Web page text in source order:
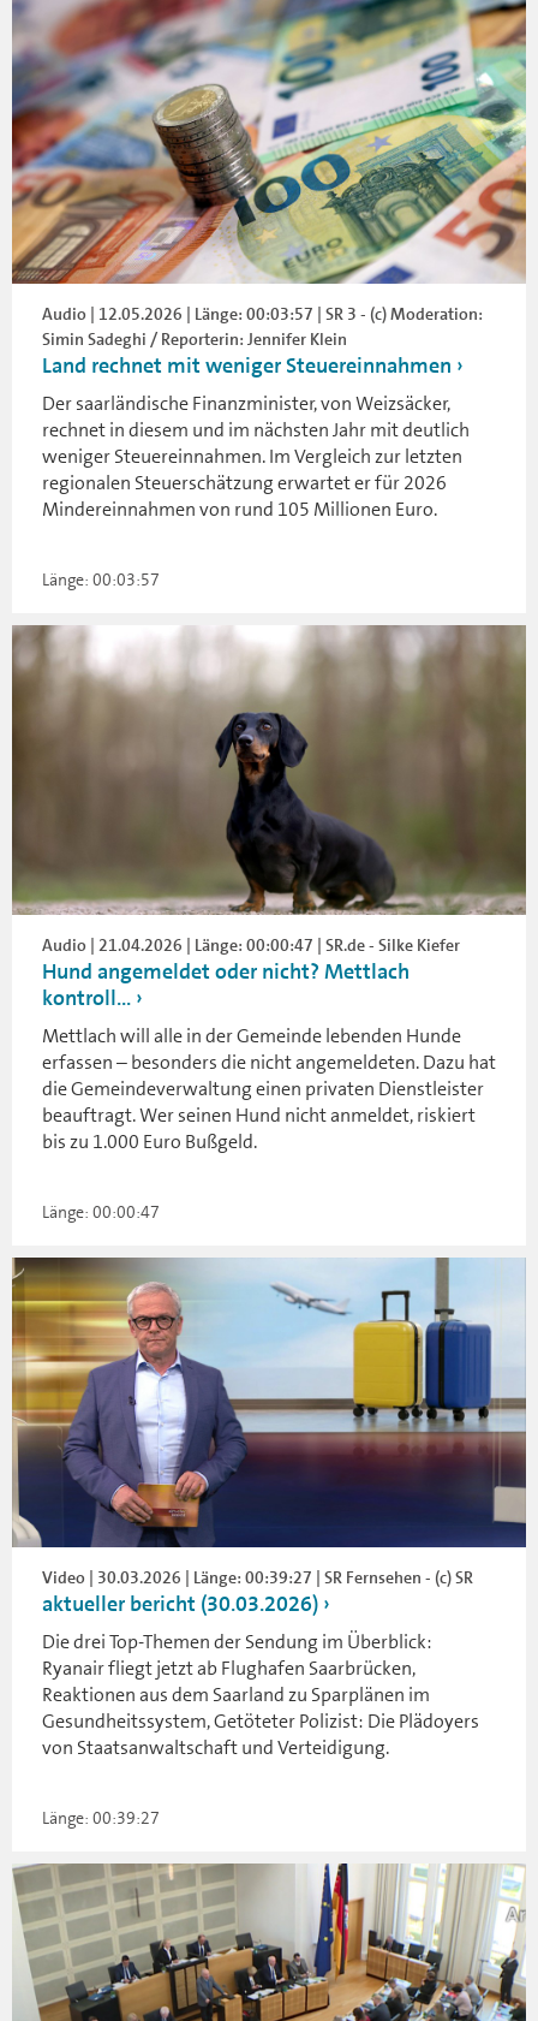
Audio | 12.05.2026 | Länge: 00:03:57 | SR 3 - (c) Moderation:
Simin Sadeghi / Reporterin: Jennifer Klein
Land rechnet mit weniger Steuereinnahmen
Der saarländische Finanzminister, von Weizsäcker,
rechnet in diesem und im nächsten Jahr mit deutlich
weniger Steuereinnahmen. Im Vergleich zur letzten
regionalen Steuerschätzung erwartet er für 2026
Mindereinnahmen von rund 105 Millionen Euro.
Länge: 00:03:57
Audio | 21.04.2026 | Länge: 00:00:47 | SR.de - Silke Kiefer
Hund angemeldet oder nicht? Mettlach
kontroll...
Mettlach will alle in der Gemeinde lebenden Hunde
erfassen – besonders die nicht angemeldeten. Dazu hat
die Gemeindeverwaltung einen privaten Dienstleister
beauftragt. Wer seinen Hund nicht anmeldet, riskiert
bis zu 1.000 Euro Bußgeld.
Länge: 00:00:47
Video | 30.03.2026 | Länge: 00:39:27 | SR Fernsehen - (c) SR
aktueller bericht (30.03.2026)
Die drei Top-Themen der Sendung im Überblick:
Ryanair fliegt jetzt ab Flughafen Saarbrücken,
Reaktionen aus dem Saarland zu Sparplänen im
Gesundheitssystem, Getöteter Polizist: Die Plädoyers
von Staatsanwaltschaft und Verteidigung.
Länge: 00:39:27